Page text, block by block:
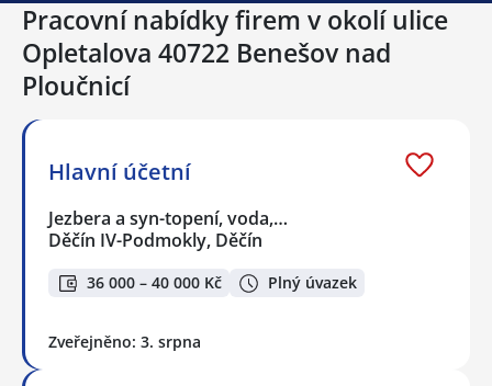
Pracovní nabídky firem v okolí ulice
Opletalova 40722 Benešov nad
Ploučnicí
Hlavní účetní
Jezbera a syn-topení, voda,…
Děčín IV-Podmokly, Děčín
36 000 – 40 000 Kč Plný úvazek
Zveřejněno: 3. srpna